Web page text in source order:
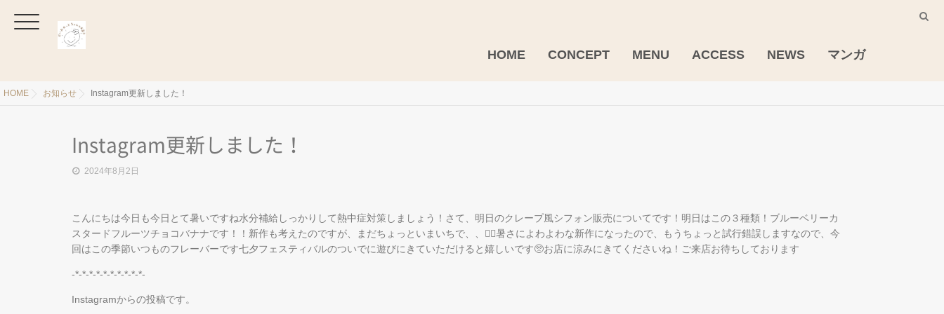
HOME CONCEPT MENU ACCESS NEWS マンガ
HOME お知らせ Instagram更新しました！
Instagram更新しました！
2024年8月2日
こんにちは️今日も今日とて暑いですね水分補給しっかりして熱中症対策しましょう！さて、明日のクレープ風シフォン販売についてです！明日はこの３種類！ブルーベリーカ
スタードフルーツチョコバナナです！！新作も考えたのですが、まだちょっといまいちで、、🤦‍♀️暑さによわよわな新作になったので、もうちょっと試行錯誤しますなので、今
回はこの季節いつものフレーバーです七夕フェスティバルのついでに遊びにきていただけると嬉しいです🥺お店に涼みにきてくださいね！ご来店お待ちしております️
-*-*-*-*-*-*-*-*-*-*-
Instagramからの投稿です。